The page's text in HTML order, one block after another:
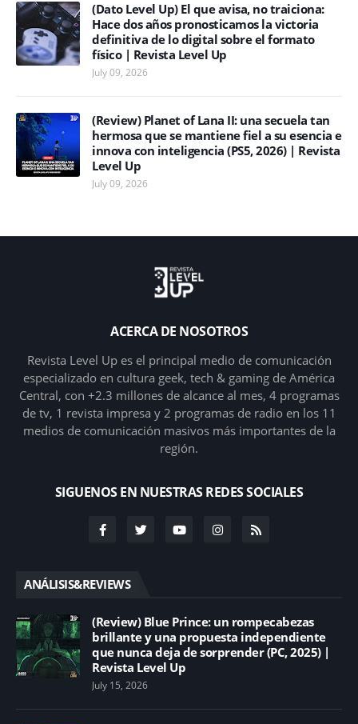
(Dato Level Up) El que avisa, no traiciona:
Hace dos años pronosticamos la victoria
definitiva de lo digital sobre el formato
físico | Revista Level Up
July 09, 2026
(Review) Planet of Lana II: una secuela tan
hermosa que se mantiene fiel a su esencia e
innova con inteligencia (PS5, 2026) | Revista
Level Up
July 09, 2026
ACERCA DE NOSOTROS
Revista Level Up es el principal medio de comunicación
especializado en cultura geek, tech & gaming de América
Central, con +2.3 millones de alcance al mes, 4 programas
de tv, 1 revista impresa y 2 programas de radio en los 11
medios de comunicación masivos más importantes de la
región.
SIGUENOS EN NUESTRAS REDES SOCIALES
ANÁLISIS&REVIEWS
(Review) Blue Prince: un rompecabezas
brillante y una propuesta independiente
que nunca deja de sorprender (PC, 2025) |
Revista Level Up
July 15, 2026